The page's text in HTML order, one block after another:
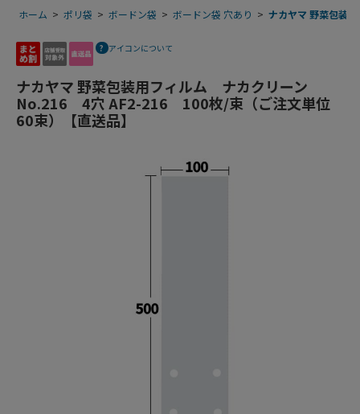
ホーム > ポリ袋 > ボードン袋 > ボードン袋 穴あり > ナカヤマ 野菜包装
アイコンについて
ナカヤマ 野菜包装用フィルム ナカクリーン
No.216 4穴 AF2-216 100枚/束（ご注文単位
60束）【直送品】